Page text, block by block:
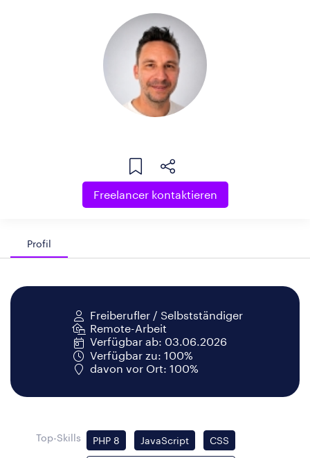
Freelancer kontaktieren
Profil
Freiberufler / Selbstständiger
Remote-Arbeit
Verfügbar ab: 03.06.2026
Verfügbar zu: 100%
davon vor Ort: 100%
Top-Skills PHP 8 JavaScript CSS